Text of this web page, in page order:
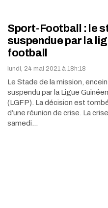
Sport-Football : le
suspendue par la
football
lundi, 24 mai 2021 à 18h:18
Le Stade de la mission,
suspendu par la Ligue
(LGFP). La décision est
d’une réunion de crise. La
samedi…